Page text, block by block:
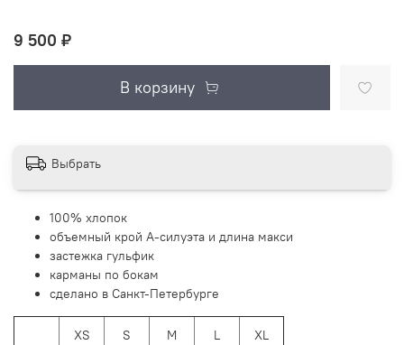
9 500 ₽
В корзину
Выбрать
100% хлопок
объемный крой А-силуэта и длина макси
застежка гульфик
карманы по бокам
сделано в Санкт-Петербурге
XS S M L XL